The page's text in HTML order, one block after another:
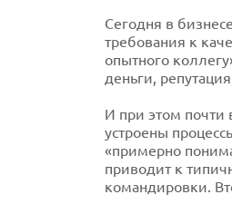
Сегодня в
требования к
опытного
деньги,
И при этом почти
устроены
«примерно
приводит к
командировки.